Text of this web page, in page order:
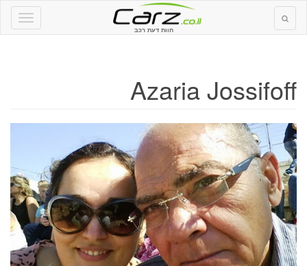
חוות דעת רכב
Azaria Jossifoff